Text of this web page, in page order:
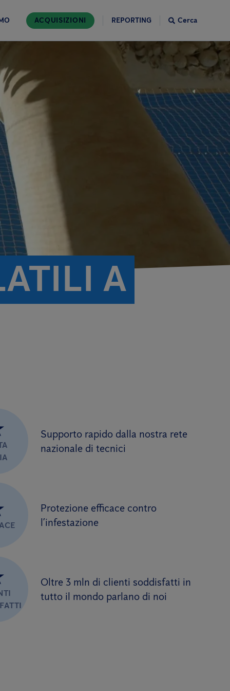
ACQUISIZIONI REPORTING Cerca
A
Supporto rapido dalla nostra rete
nazionale di tecnici
Protezione efficace contro
l’infestazione
Oltre 3 mln di clienti soddisfatti in
tutto il mondo parlano di noi